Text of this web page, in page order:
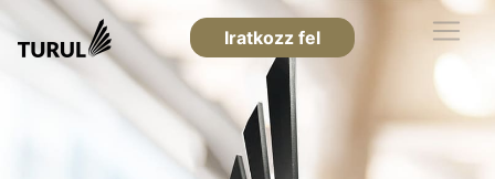
Iratkozz fel